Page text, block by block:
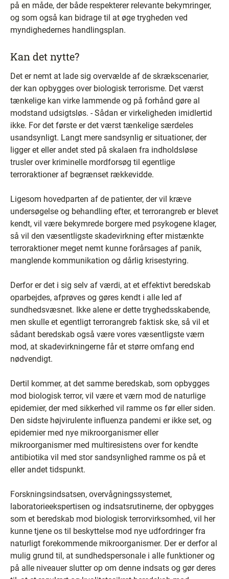
på en måde, der både respekterer relevante bekymringer,
og som også kan bidrage til at øge trygheden ved
myndighedernes handlingsplan.
Kan det nytte?
Det er nemt at lade sig overvælde af de skrækscenarier,
der kan opbygges over biologisk terrorisme. Det værst
tænkelige kan virke lammende og på forhånd gøre al
modstand udsigtsløs. - Sådan er virkeligheden imidlertid
ikke. For det første er det værst tænkelige særdeles
usandsynligt. Langt mere sandsynlig er situationer, der
ligger et eller andet sted på skalaen fra indholdsløse
trusler over kriminelle mordforsøg til egentlige
terroraktioner af begrænset rækkevidde.
Ligesom hovedparten af de patienter, der vil kræve
undersøgelse og behandling efter, et terrorangreb er blevet
kendt, vil være bekymrede borgere med psykogene klager,
så vil den væsentligste skadevirkning efter mistænkte
terroraktioner meget nemt kunne forårsages af panik,
manglende kommunikation og dårlig krisestyring.
Derfor er det i sig selv af værdi, at et effektivt beredskab
oparbejdes, afprøves og gøres kendt i alle led af
sundhedsvæsnet. Ikke alene er dette tryghedsskabende,
men skulle et egentligt terrorangreb faktisk ske, så vil et
sådant beredskab også være vores væsentligste værn
mod, at skadevirkningerne får et større omfang end
nødvendigt.
Dertil kommer, at det samme beredskab, som opbygges
mod biologisk terror, vil være et værn mod de naturlige
epidemier, der med sikkerhed vil ramme os før eller siden.
Den sidste højvirulente influenza pandemi er ikke set, og
epidemier med nye mikroorganismer eller
mikroorganismer med multiresistens over for kendte
antibiotika vil med stor sandsynlighed ramme os på et
eller andet tidspunkt.
Forskningsindsatsen, overvågningssystemet,
laboratorieekspertisen og indsatsrutinerne, der opbygges
som et beredskab mod biologisk terrorvirksomhed, vil her
kunne tjene os til beskyttelse mod nye udfordringer fra
naturligt forekommende mikroorganismer. Der er derfor al
mulig grund til, at sundhedspersonale i alle funktioner og
på alle niveauer slutter op om denne indsats og gør deres